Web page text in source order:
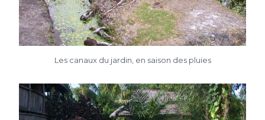
Les canaux du jardin, en saison des pluies